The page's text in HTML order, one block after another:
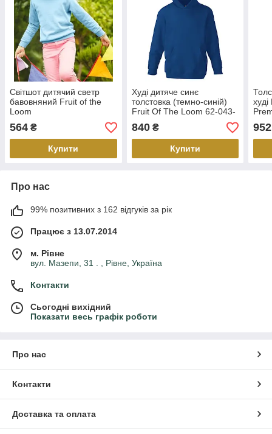
Світшот дитячий светр
бавовняний Fruit of the
Loom
564 ₴
Купити
Худі дитяче синє
толстовка (темно-синій)
Fruit Of The Loom 62-043-
32 12-13
840₴
Купити
952
Про нас
99% позитивних з 162 відгуків за рік
Працює з 13.07.2014
м. Рівне
вул. Мазепи, 31 . , Рівне, Україна
Контакти
Сьогодні вихідний
Показати весь графік роботи
Про нас
Контакти
Доставка та оплата